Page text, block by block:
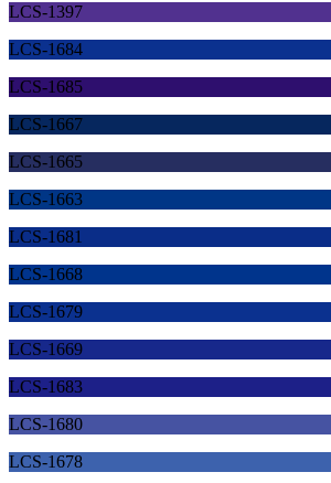
LCS-1397
LCS-1684
LCS-1685
LCS-1667
LCS-1665
LCS-1663
LCS-1681
LCS-1668
LCS-1679
LCS-1669
LCS-1683
LCS-1680
LCS-1678